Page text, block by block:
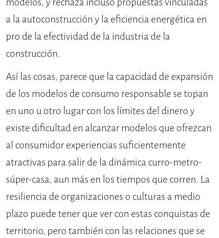
a la autoconstrucción y la eficiencia energética en
pro de la efectividad de la industria de la
construcción.
Así las cosas, parece que la capacidad de expansión
de los modelos de consumo responsable se topan
en uno u otro lugar con los límites del dinero y
existe dificultad en alcanzar modelos que ofrezcan
al consumidor experiencias suficientemente
atractivas para salir de la dinámica curro-metro-
súper-casa, aun más en los tiempos que corren. La
resiliencia de organizaciones o culturas a medio
plazo puede tener que ver con estas conquistas de
territorio, pero también con las relaciones que se